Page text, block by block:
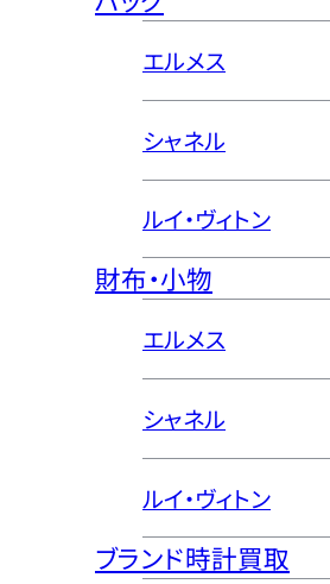
エルメス
シャネル
ルイ・ヴィトン
財布・小物
エルメス
シャネル
ルイ・ヴィトン
ブランド時計買取